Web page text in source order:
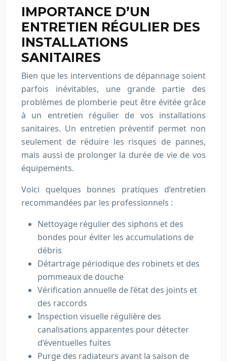
IMPORTANCE D’UN
ENTRETIEN RÉGULIER DES
INSTALLATIONS
SANITAIRES
Bien que les interventions de dépannage soient
parfois inévitables, une grande partie des
problèmes de plomberie peut être évitée grâce
à un entretien régulier de vos installations
sanitaires. Un entretien préventif permet non
seulement de réduire les risques de pannes,
mais aussi de prolonger la durée de vie de vos
équipements.
Voici quelques bonnes pratiques d’entretien
recommandées par les professionnels :
Nettoyage régulier des siphons et des
bondes pour éviter les accumulations de
débris
Détartrage périodique des robinets et des
pommeaux de douche
Vérification annuelle de l’état des joints et
des raccords
Inspection visuelle régulière des
canalisations apparentes pour détecter
d’éventuelles fuites
Purge des radiateurs avant la saison de